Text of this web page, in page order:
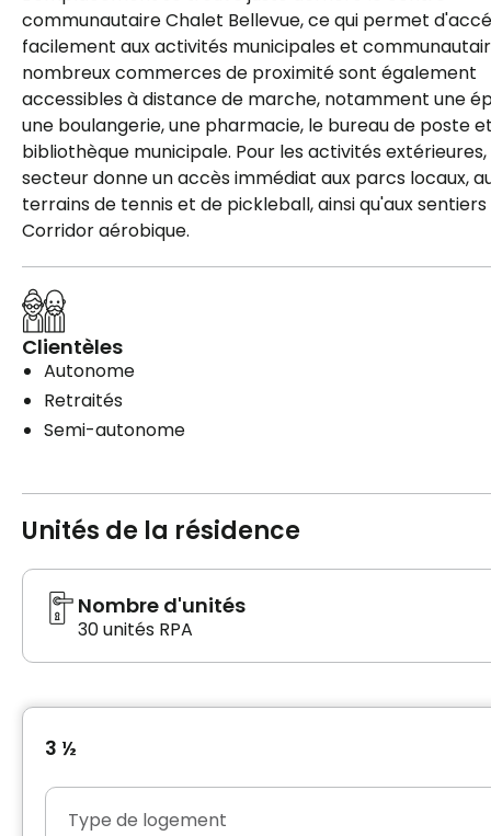
communautaire Chalet Bellevue, ce qui permet
facilement aux activités municipales et
nombreux commerces de proximité sont également
accessibles à distance de marche, notamment une
une boulangerie, une pharmacie, le bureau de poste
bibliothèque municipale. Pour les activités extérieures,
secteur donne un accès immédiat aux parcs locaux,
terrains de tennis et de pickleball, ainsi qu'aux sentiers
Corridor aérobique.
Clientèles
Autonome
Retraités
Semi-autonome
Unités de la résidence
Nombre d'unités
30 unités RPA
3 ½
Type de logement